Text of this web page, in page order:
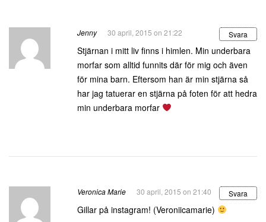
Jenny 30 april, 2015 on 21:22 Svara
Stjärnan i mitt liv finns i himlen. Min underbara
morfar som alltid funnits där för mig och även
för mina barn. Eftersom han är min stjärna så
har jag tatuerar en stjärna på foten för att hedra
min underbara morfar
Veronica Marie 30 april, 2015 on 21:40 Svara
Gillar på instagram! (Veroniicamarie)